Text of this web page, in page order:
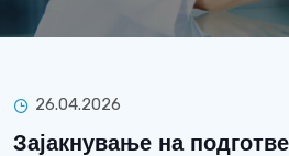
26.04.2026
Зајакнување на